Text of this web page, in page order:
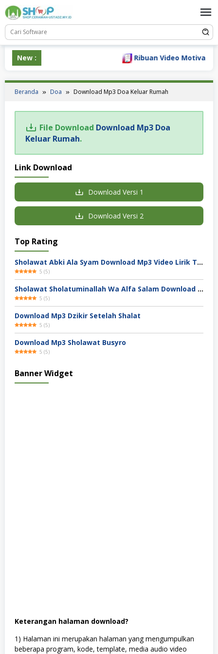
Loncat
ke
konten
New : Ribuan Video Motivasi
Beranda Doa Download Mp3 Doa Keluar Rumah
File Download Download Mp3 Doa
Keluar Rumah.
Link Download
Download Versi 1
Download Versi 2
Top Rating
Sholawat Abki Ala Syam Download Mp3 Video Lirik Terjemah
5 (5)
Sholawat Sholatuminallah Wa Alfa Salam Download Mp3 Video Lirik Terjemah
5 (5)
Download Mp3 Dzikir Setelah Shalat
5 (5)
Download Mp3 Sholawat Busyro
5 (5)
Banner Widget
Keterangan halaman download?
1) Halaman ini merupakan halaman yang mengumpulkan
beberapa program, kode, template, media audio video